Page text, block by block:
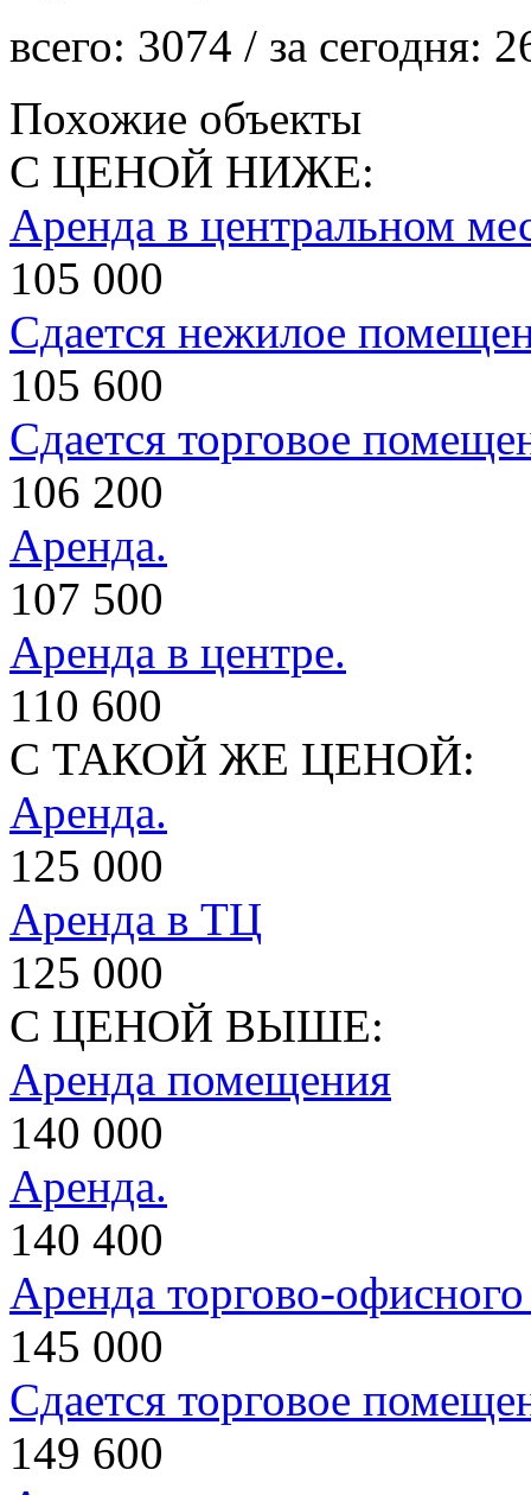
всего: 3074 / за сегодня:
Похожие объекты
С ЦЕНОЙ НИЖЕ:
Аренда в центральном
105 000
Сдается нежилое
105 600
Сдается торговое
106 200
Аренда.
107 500
Аренда в центре.
110 600
С ТАКОЙ ЖЕ ЦЕНОЙ:
Аренда.
125 000
Аренда в ТЦ
125 000
С ЦЕНОЙ ВЫШЕ:
Аренда помещения
140 000
Аренда.
140 400
Аренда торгово-
145 000
Сдается торговое
149 600